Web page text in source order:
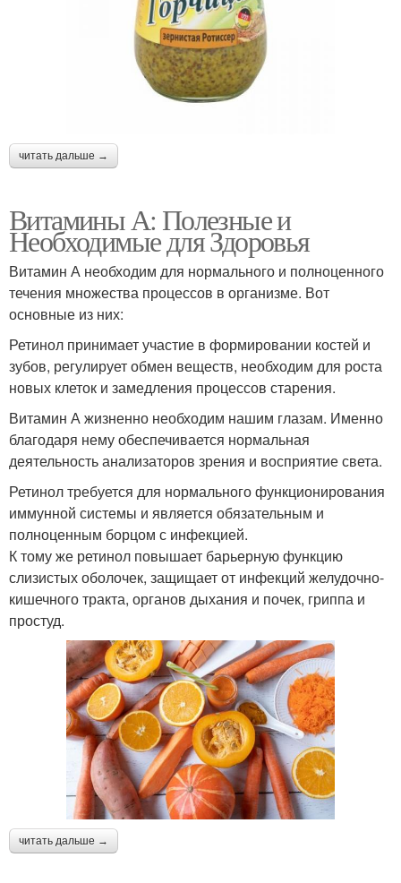
читать дальше →
Витамины А: Полезные и
Необходимые для Здоровья
Витамин А необходим для нормального и полноценного
течения множества процессов в организме. Вот
основные из них:
Ретинол принимает участие в формировании костей и
зубов, регулирует обмен веществ, необходим для роста
новых клеток и замедления процессов старения.
Витамин А жизненно необходим нашим глазам. Именно
благодаря нему обеспечивается нормальная
деятельность анализаторов зрения и восприятие света.
Ретинол требуется для нормального функционирования
иммунной системы и является обязательным и
полноценным борцом с инфекцией.
К тому же ретинол повышает барьерную функцию
слизистых оболочек, защищает от инфекций желудочно-
кишечного тракта, органов дыхания и почек, гриппа и
простуд.
читать дальше →